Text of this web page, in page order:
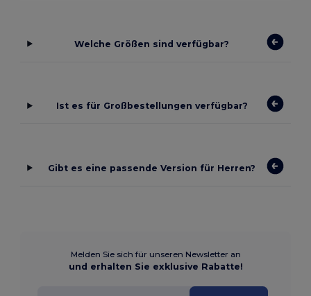
Welche Größen sind verfügbar?
Ist es für Großbestellungen verfügbar?
Gibt es eine passende Version für Herren?
Melden Sie sich für unseren Newsletter an
und erhalten Sie exklusive Rabatte!